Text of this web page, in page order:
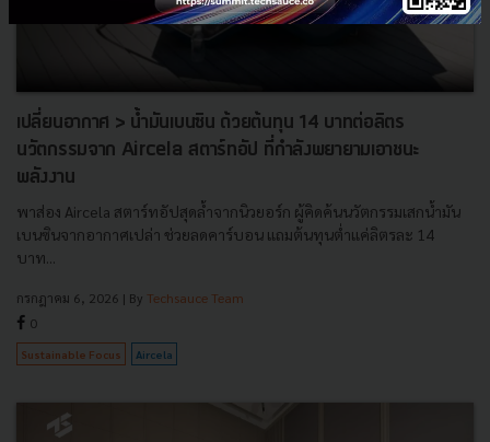
เปลี่ยนอากาศ > น้ำมันเบนซิน ด้วยต้นทุน 14 บาทต่อลิตร
นวัตกรรมจาก Aircela สตาร์ทอัป ที่กำลังพยายามเอาชนะ
พลังงาน
พาส่อง Aircela สตาร์ทอัปสุดล้ำจากนิวยอร์ก ผู้คิดค้นนวัตกรรมเสกน้ำมัน
เบนซินจากอากาศเปล่า ช่วยลดคาร์บอน แถมต้นทุนต่ำแค่ลิตรละ 14
บาท...
กรกฎาคม 6, 2026 | By Techsauce Team
0
Sustainable Focus Aircela